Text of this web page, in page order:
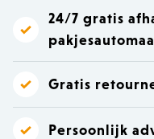
24/7 gratis
Gratis
Persoonlijk